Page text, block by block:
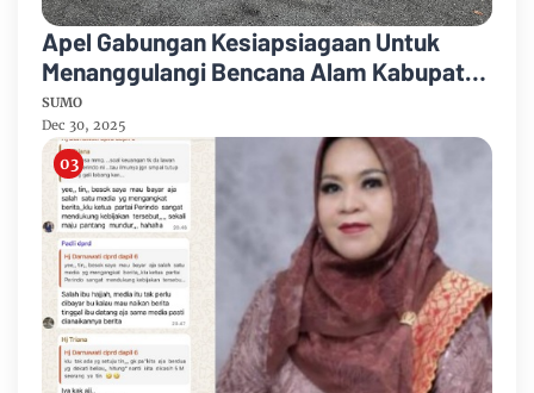
Apel Gabungan Kesiapsiagaan Untuk
Menanggulangi Bencana Alam Kabupaten
Bengkalis
SUMO
Dec 30, 2025